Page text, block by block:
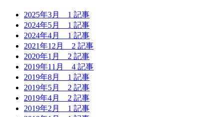
2025年3月 1 記事
2024年5月 1 記事
2024年4月 1 記事
2021年12月 2 記事
2020年1月 2 記事
2019年11月 4 記事
2019年8月 1 記事
2019年5月 2 記事
2019年4月 2 記事
2019年2月 1 記事